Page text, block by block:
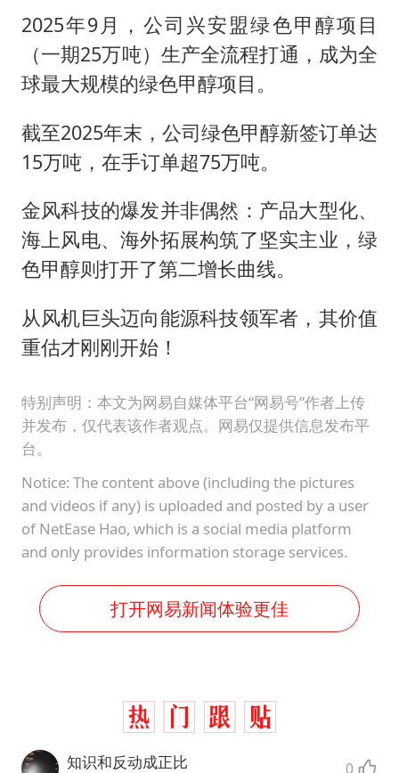
2025年9月，公司兴安盟绿色甲醇项目
（一期25万吨）生产全流程打通，成为全
球最大规模的绿色甲醇项目。
截至2025年末，公司绿色甲醇新签订单达
15万吨，在手订单超75万吨。
金风科技的爆发并非偶然：产品大型化、
海上风电、海外拓展构筑了坚实主业，绿
色甲醇则打开了第二增长曲线。
从风机巨头迈向能源科技领军者，其价值
重估才刚刚开始！
特别声明：本文为网易自媒体平台“网易号”作者上传
并发布，仅代表该作者观点。网易仅提供信息发布平
台。
Notice: The content above (including the pictures
and videos if any) is uploaded and posted by a user
of NetEase Hao, which is a social media platform
and only provides information storage services.
打开网易新闻体验更佳
知识和反动成正比 0